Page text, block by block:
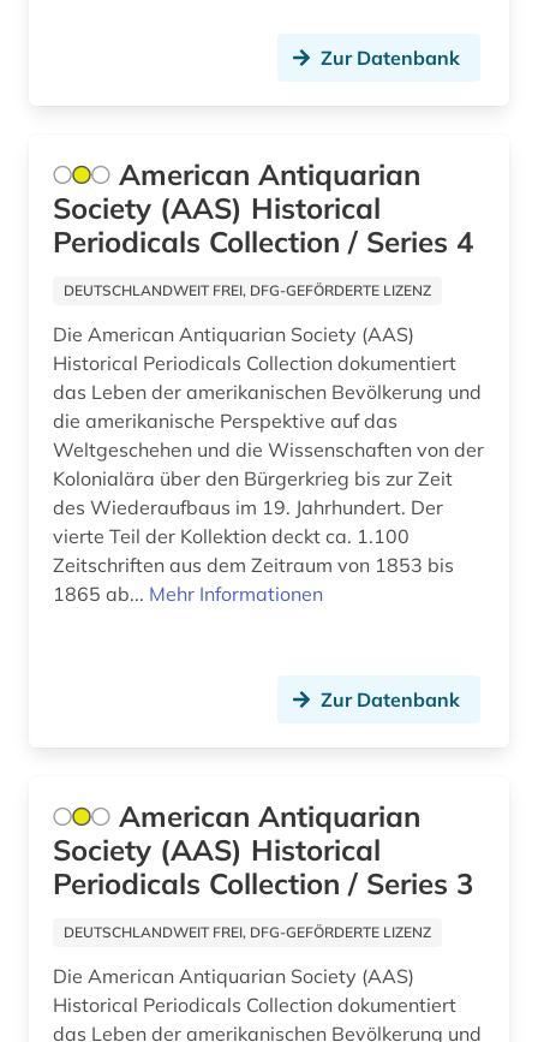
Zur Datenbank
American Antiquarian
Society (AAS) Historical
Periodicals Collection / Series 4
DEUTSCHLANDWEIT FREI, DFG-GEFÖRDERTE LIZENZ
Die American Antiquarian Society (AAS)
Historical Periodicals Collection dokumentiert
das Leben der amerikanischen Bevölkerung und
die amerikanische Perspektive auf das
Weltgeschehen und die Wissenschaften von der
Kolonialära über den Bürgerkrieg bis zur Zeit
des Wiederaufbaus im 19. Jahrhundert. Der
vierte Teil der Kollektion deckt ca. 1.100
Zeitschriften aus dem Zeitraum von 1853 bis
1865 ab... Mehr Informationen
Zur Datenbank
American Antiquarian
Society (AAS) Historical
Periodicals Collection / Series 3
DEUTSCHLANDWEIT FREI, DFG-GEFÖRDERTE LIZENZ
Die American Antiquarian Society (AAS)
Historical Periodicals Collection dokumentiert
das Leben der amerikanischen Bevölkerung und